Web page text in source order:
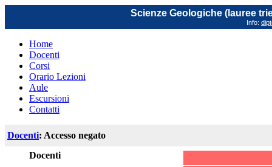
Scienze Geologiche (lauree
Info:
Home
Docenti
Corsi
Orario Lezioni
Aule
Escursioni
Contatti
Docenti: Accesso negato
Docenti